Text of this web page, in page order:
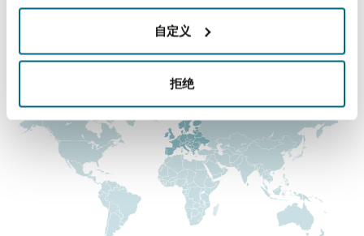
自定义
拒绝
Property
Reinsurance
兰巴托 – 联营办公室
约
物浦
彻斯特，新贝利广场2号
涵盖的办公室和地区